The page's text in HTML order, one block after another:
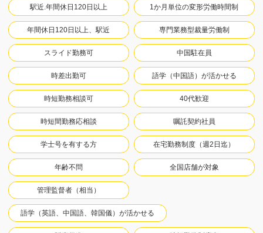
駅近.年間休日120日以上 1か月単位の変形労働時間制
年間休日120日以上、駅近 専門業務型裁量労働制
スライド勤務可 中国駐在員
時差出勤可 語学（中国語）が活かせる
時短勤務相談可 40代歓迎
時短間勤務応相談 嘱託契約社員
学士号を有する方 在宅勤務制度（週2日迄）
年齢不問 全国店舗が対象
管理監督者（相当）
語学（英語、中国語、韓国儀）が活かせる